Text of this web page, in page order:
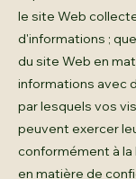
le site Web
d'informations ;
du site Web en
informations avec
par lesquels vos
peuvent exercer
conformément à
en matière de